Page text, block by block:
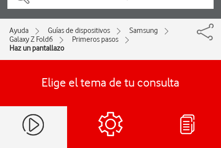
Ayuda Guías de dispositivos
Samsung
Galaxy Z Fold6
Primeros pasos
Haz un pantallazo
Elige el tema de tu consulta